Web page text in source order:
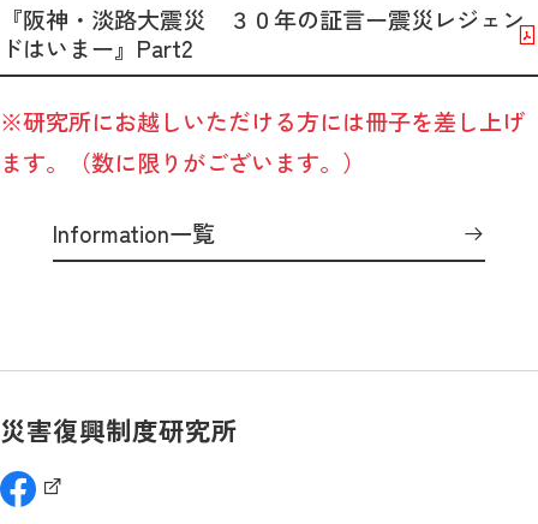
『阪神・淡路大震災 ３０年の証言ー震災レジェン
ドはいまー』Part2
※研究所にお越しいただける方には冊子を差し上げ
ます。（数に限りがございます。）
Information一覧
災害復興制度研究所